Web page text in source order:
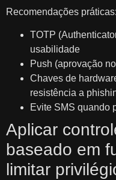
Recomendações práticas:
TOTP
usabilidade
Push (aprovação
Chaves de
resistência a
Evite SMS quando
Aplicar
baseado em
limitar